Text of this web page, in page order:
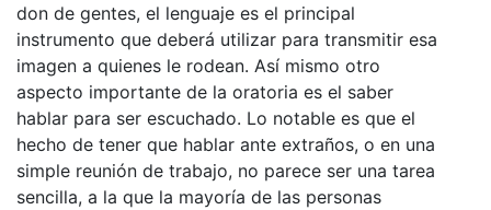
don de gentes, el lenguaje es el principal
instrumento que deberá utilizar para transmitir esa
imagen a quienes le rodean. Así mismo otro
aspecto importante de la oratoria es el saber
hablar para ser escuchado. Lo notable es que el
hecho de tener que hablar ante extraños, o en una
simple reunión de trabajo, no parece ser una tarea
sencilla, a la que la mayoría de las personas